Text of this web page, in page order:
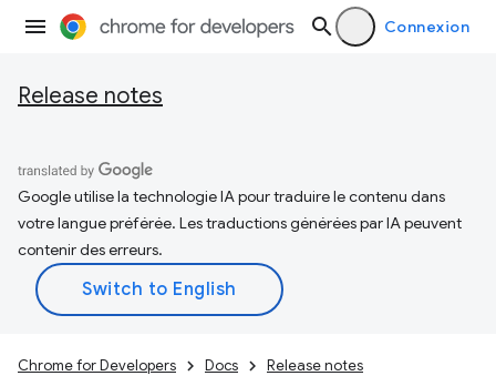
Connexion
Release notes
Google utilise la technologie IA pour traduire le contenu dans
votre langue préférée. Les traductions générées par IA peuvent
contenir des erreurs.
Chrome for Developers Docs Release notes